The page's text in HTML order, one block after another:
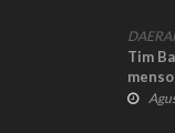
Tim